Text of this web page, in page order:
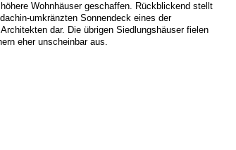
Wohnhäuser geschaffen. Rückblickend stellt
umkränzten Sonnendeck eines der
dar. Die übrigen Siedlungshäuser fielen
eher unscheinbar aus.